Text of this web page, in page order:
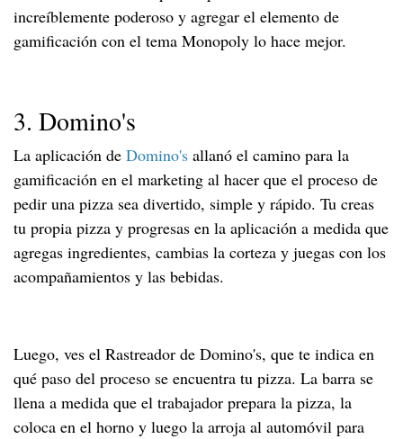
increíblemente poderoso y agregar el elemento de
gamificación con el tema Monopoly lo hace mejor.
3. Domino's
La aplicación de Domino's allanó el camino para la
gamificación en el marketing al hacer que el proceso de
pedir una pizza sea divertido, simple y rápido. Tu creas
tu propia pizza y progresas en la aplicación a medida que
agregas ingredientes, cambias la corteza y juegas con los
acompañamientos y las bebidas.
Luego, ves el Rastreador de Domino's, que te indica en
qué paso del proceso se encuentra tu pizza. La barra se
llena a medida que el trabajador prepara la pizza, la
coloca en el horno y luego la arroja al automóvil para